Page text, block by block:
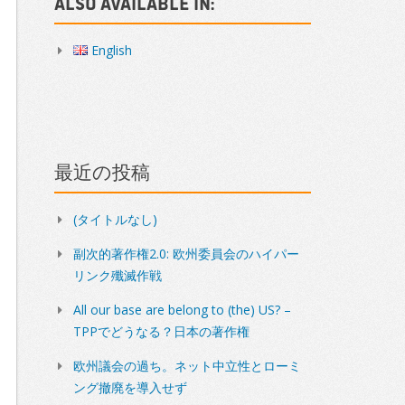
English
最近の投稿
(タイトルなし)
副次的著作権2.0: 欧州委員会のハイパー
リンク殲滅作戦
All our base are belong to (the) US? –
TPPでどうなる？日本の著作権
欧州議会の過ち。ネット中立性とローミ
ング撤廃を導入せず